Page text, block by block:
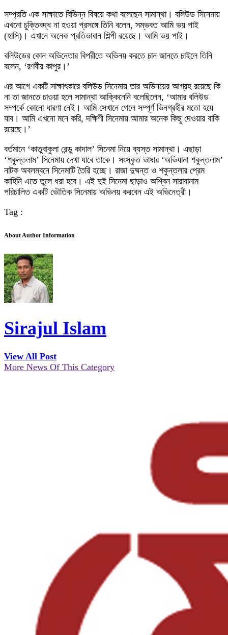
সম্প্রতি এক সাক্ষাতে বিভিন্ন বিষয়ে কথা বলেছেন সামান্থা। বলিউড সিনেমায়
এখনো চুক্তিবদ্ধ না হওয়া প্রসঙ্গে তিনি বলেন, সম্ভবত আমি ভয় পাই
(হাসি)। এখানে অনেক প্রতিভাবান শিল্পী রয়েছে। আমি ভয় পাই।
বলিউডের কোন অভিনেতার বিপরীতে অভিনয় করতে চান জানতে চাইলে তিনি
বলেন, ‘রণবীর কাপুর।’
এর আগে একটি সাক্ষাৎকারে বলিউড সিনেমায় তার অভিনয়ের আগ্রহ রয়েছে কি
না তা জানতে চাওয়া হলে সামান্থা আক্কিনেনি বলেছিলেন, ‘আমার বলিউড
সম্পর্কে কোনো ধারণা নেই। আমি সেখানে গেলে সম্পূর্ণ ভিনগ্রহীর মতো হয়ে
যাব। আমি এখনো মনে করি, দক্ষিণী সিনেমায় আমার অনেক কিছু দেওয়ার বাকি
রয়েছে।’
বর্তমানে ‘কাতুবাকুলা রেন্ডু কাদাল’ সিনেমা নিয়ে ব্যস্ত সামান্থা। এছাড়া
‘শকুন্তলাম’ সিনেমায় দেখা যাবে তাকে। সংস্কৃত ভাষার ‘অভিযানা শকুন্তলাম’
নাটক অবলম্বনে সিনেমাটি তৈরি হচ্ছে। রাজা দুষ্মন্ত ও শকুন্তলার প্রেম
কাহিনি এতে তুলে ধরা হবে। এই দুই সিনেমা ছাড়াও অশ্বিন সারাবানাম
পরিচালিত একটি ভৌতিক সিনেমায় অভিনয় করবেন এই অভিনেত্রী।
Tag :
About Author Information
Sirajul Islam
View All Post
More News Of This Category